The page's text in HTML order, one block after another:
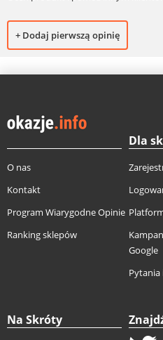
+ Dodaj pierwszą opinię
O nas
Kontakt
Program Wiarygodne Opinie
Ranking sklepów
Dla
Google
Na Skróty